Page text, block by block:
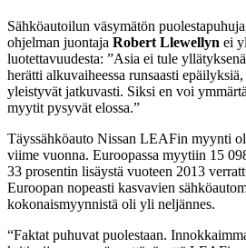
Sähköautoilun väsymätön
ohjelman juontaja Robert Llewellyn ei
luotettavuudesta: ”Asia ei tule
herätti alkuvaiheessa runsaasti
yleistyvät jatkuvasti. Siksi en voi
myytit pysyvät elossa.”
Täyssähköauto Nissan LEAFin myynti
viime vuonna. Euroopassa myytiin 15
33 prosentin lisäystä vuoteen 2013
Euroopan nopeasti kasvavien
kokonaismyynnistä oli yli neljännes.
“Faktat puhuvat puolestaan.